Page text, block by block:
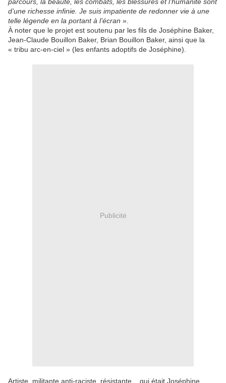
d’une richesse infinie. Je suis impatiente de redonner vie à une
telle légende en la portant à l’écran ».
À noter que le projet est soutenu par les fils de Joséphine Baker,
Jean-Claude Bouillon Baker, Brian Bouillon Baker, ainsi que la
« tribu arc-en-ciel » (les enfants adoptifs de Joséphine).
Publicité
Artiste, militante anti-raciste, résistante... qui était Joséphine